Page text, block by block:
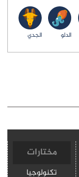
الدلو الجدي
مختارات
تكنولوجيا